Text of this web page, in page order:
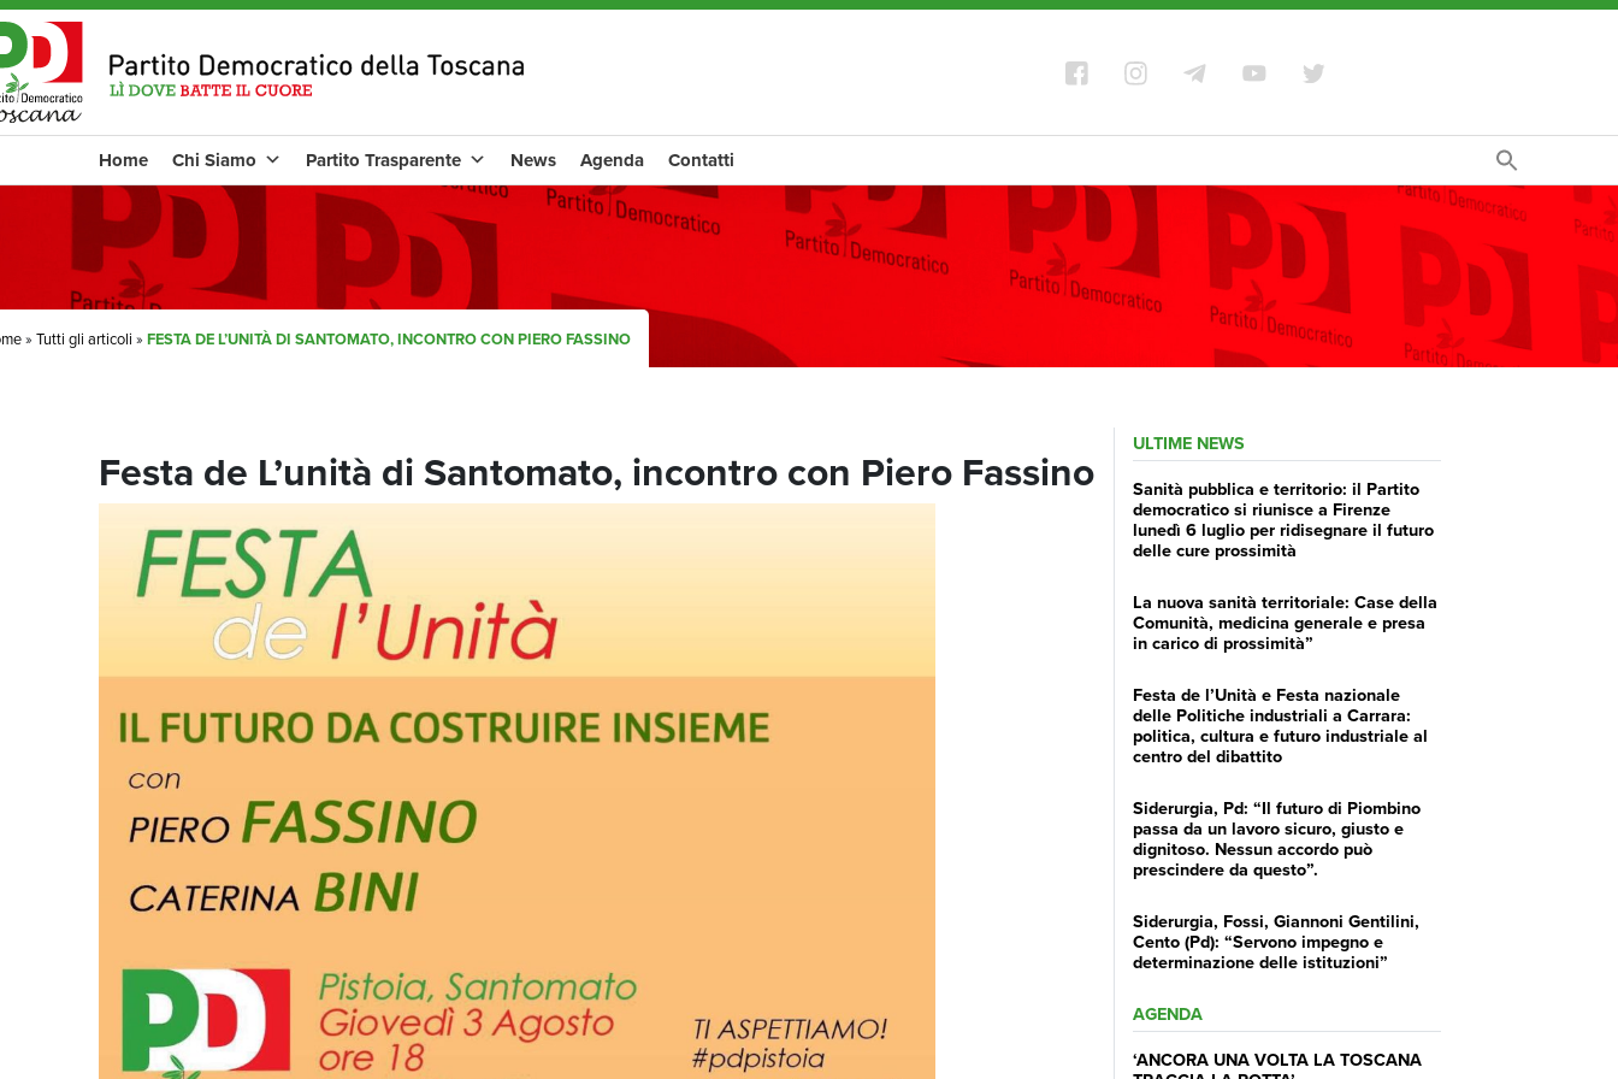
Home Chi Siamo Partito Trasparente News Agenda Contatti
» Tutti gli articoli » FESTA DE L’UNITÀ DI SANTOMATO, INCONTRO CON PIERO FASSINO
Festa de L’unità di Santomato, incontro con Piero Fassino
ULTIME NEWS
Sanità pubblica e territorio: il Partito
democratico si riunisce a Firenze
lunedì 6 luglio per ridisegnare il futuro
delle cure prossimità
La nuova sanità territoriale: Case della
Comunità, medicina generale e presa
in carico di prossimità”
Festa de l’Unità e Festa nazionale
delle Politiche industriali a Carrara:
politica, cultura e futuro industriale al
centro del dibattito
Siderurgia, Pd: “Il futuro di Piombino
passa da un lavoro sicuro, giusto e
dignitoso. Nessun accordo può
prescindere da questo”.
Siderurgia, Fossi, Giannoni Gentilini,
Cento (Pd): “Servono impegno e
determinazione delle istituzioni”
AGENDA
‘ANCORA UNA VOLTA LA TOSCANA